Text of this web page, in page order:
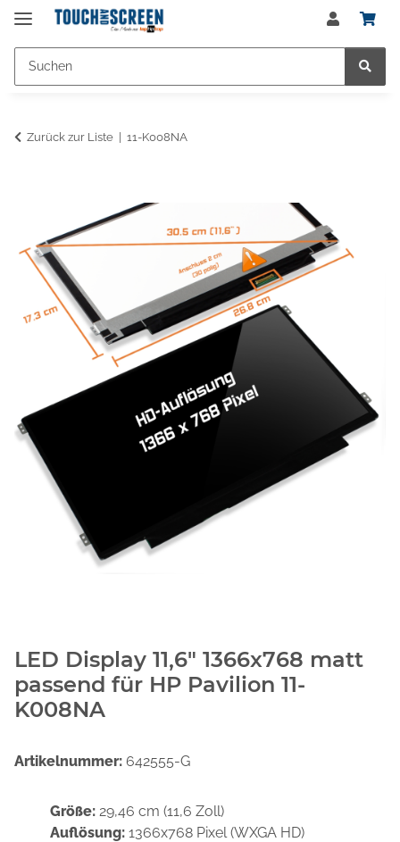
Zurück zur Liste 11-K008NA
LED Display 11,6" 1366x768 matt
passend für HP Pavilion 11-
K008NA
Artikelnummer: 642555-G
Größe: 29,46 cm (11,6 Zoll)
Auflösung: 1366x768 Pixel (WXGA HD)